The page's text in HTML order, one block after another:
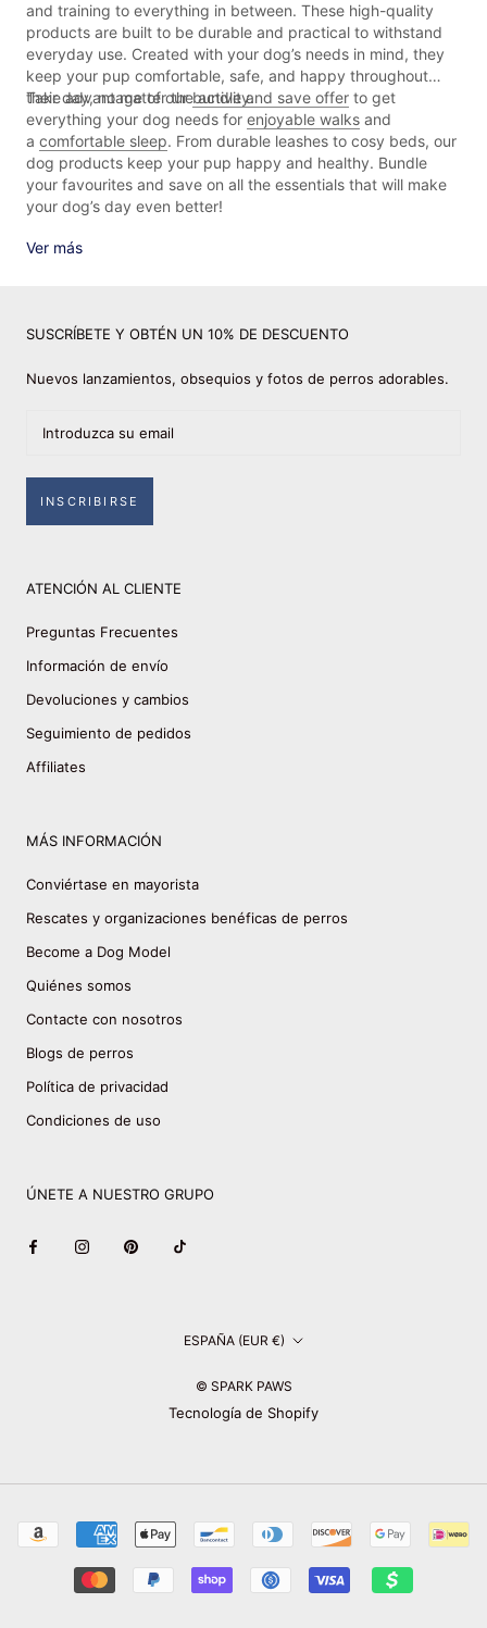
and training to everything in between. These high-quality
products are built to be durable and practical to withstand
everyday use. Created with your dog’s needs in mind, they
keep your pup comfortable, safe, and happy throughout
their day, no matter the activity.
Take advantage of ourbundle and save offer to get
everything your dog needs for enjoyable walks and
a comfortable sleep. From durable leashes to cosy beds, our
dog products keep your pup happy and healthy. Bundle
your favourites and save on all the essentials that will make
your dog’s day even better!
Ver más
SUSCRÍBETE Y OBTÉN UN 10% DE DESCUENTO
Nuevos lanzamientos, obsequios y fotos de perros adorables.
INSCRIBIRSE
ATENCIÓN AL CLIENTE
Preguntas Frecuentes
Información de envío
Devoluciones y cambios
Seguimiento de pedidos
Affiliates
MÁS INFORMACIÓN
Conviértase en mayorista
Rescates y organizaciones benéficas de perros
Become a Dog Model
Quiénes somos
Contacte con nosotros
Blogs de perros
Política de privacidad
Condiciones de uso
ÚNETE A NUESTRO GRUPO
País/región ESPAÑA (EUR €)
© SPARK PAWS
Tecnología de Shopify